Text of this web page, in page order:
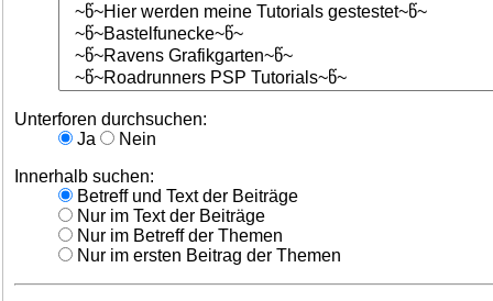
Unterforen durchsuchen:
Ja
Nein
Innerhalb suchen:
Betreff und Text der Beiträge
Nur im Text der Beiträge
Nur im Betreff der Themen
Nur im ersten Beitrag der Themen